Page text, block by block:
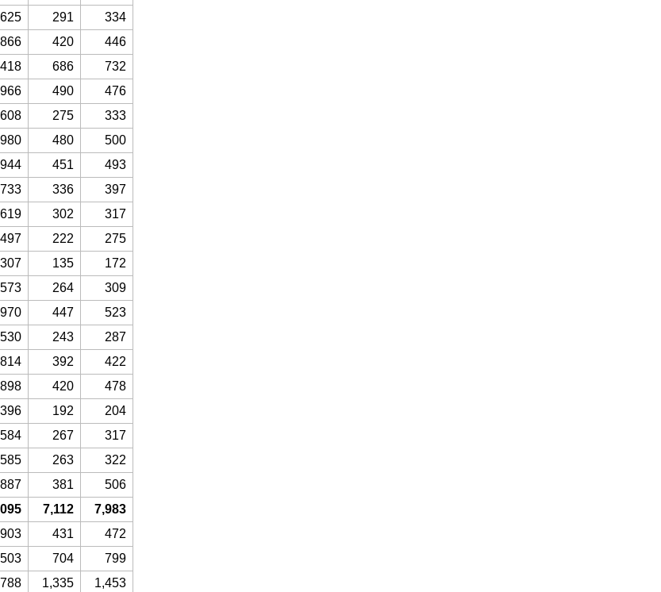
625 291
334
866 420
446
686
732
966 490
476
608 275
333
980 480
500
944 451
493
733 336
397
619 302
317
497 222
275
307 135
172
573 264
309
970 447
523
530 243
287
814 392
422
898 420
478
396 192
204
584 267
317
585 263
322
887 381
506
7,112
7,983
903 431
472
704
799
1,335
1,453